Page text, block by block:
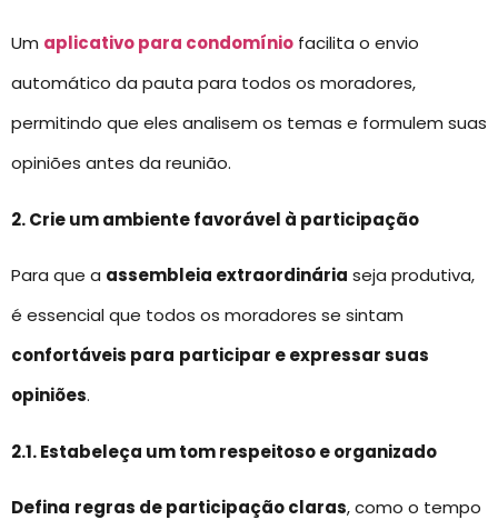
Um aplicativo para condomínio facilita o envio
automático da pauta para todos os moradores,
permitindo que eles analisem os temas e formulem suas
opiniões antes da reunião.
2. Crie um ambiente favorável à participação
Para que a assembleia extraordinária seja produtiva,
é essencial que todos os moradores se sintam
confortáveis para participar e expressar suas
opiniões.
2.1. Estabeleça um tom respeitoso e organizado
Defina regras de participação claras, como o tempo